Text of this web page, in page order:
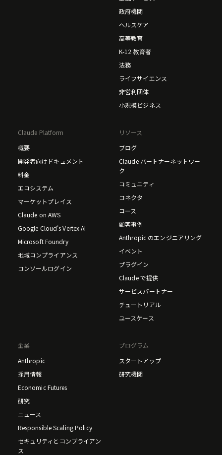
政府機関
ヘルスケア
高等教育
K-12 教育者
法務
ライフサイエンス
非営利団体
小規模ビジネス
Claude Platform
概要
開発者向けドキュメント
料金
エコシステム
マーケットプレイス
Claude on AWS
Google Cloud's Vertex AI
Microsoft Foundry
地域コンプライアンス
コンソールログイン
リソース
ブログ
Claude パートナーネットワー
ク
コミュニティ
コネクタ
コース
顧客事例
Anthropic のエンジニアリング
イベント
プラグイン
Claude で提供
サービスパートナー
チュートリアル
ユースケース
企業
Anthropic
採用情報
Economic Futures
研究
ニュース
Responsible Scaling Policy
セキュリティとコンプライアン
ス
プログラム
スタートアップ
研究機関